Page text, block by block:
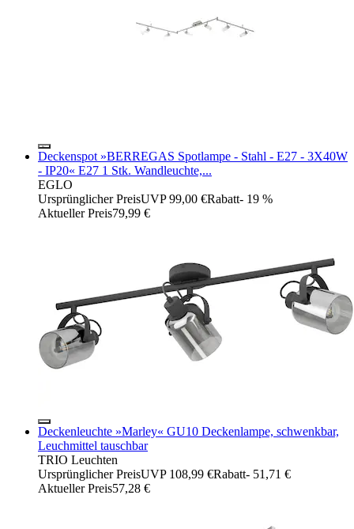
Deckenspot »BERREGAS Spotlampe - Stahl - E27 - 3X40W
- IP20« E27 1 Stk. Wandleuchte,...
EGLO
Ursprünglicher PreisUVP 99,00 €Rabatt- 19 %
Aktueller Preis79,99 €
Deckenleuchte »Marley« GU10 Deckenlampe, schwenkbar,
Leuchmittel tauschbar
TRIO Leuchten
Ursprünglicher PreisUVP 108,99 €Rabatt- 51,71 €
Aktueller Preis57,28 €